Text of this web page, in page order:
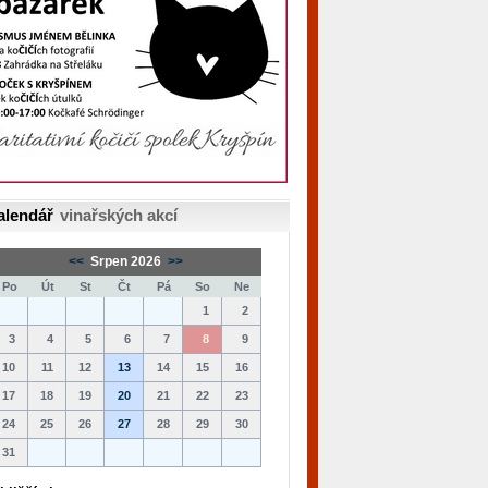
vinařských akcí
<< Srpen 2026 >>
Út St Čt Pá So
Ne
1
2
3 4 5 6 7 8 9
10 11 12 13 14 15 16
17 18 19 20 21 22 23
24 25 26 27 28 29 30
31